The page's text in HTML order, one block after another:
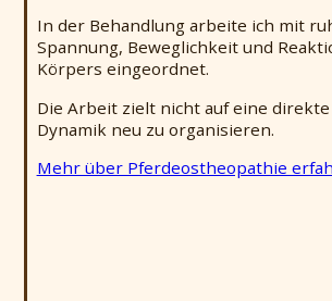
In der Behandlung arbeite ich mit
Spannung, Beweglichkeit und
Körpers eingeordnet.
Die Arbeit zielt nicht auf eine
Dynamik neu zu organisieren.
Mehr über Pferdeostheopathie